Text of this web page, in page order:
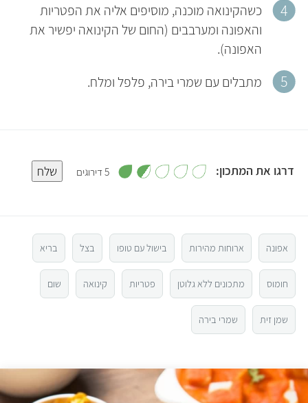
כשהקינואה מוכנה, מוסיפים אליה את הפטריות
והאפונה ומערבבים (החום של הקינואה יפשיר את
האפונה).
מתבלים עם שמרי בירה, פלפל ומלח.
דרגו את המתכון:
3
2
1
5 דירוגים 1
ך
שלח
אפונה ארוחות מהירות בישול עם טופו בצל בריא
חומוס מתכונים ללא גלוטן פטריות קינואה שום
שמן זית שמרי בירה